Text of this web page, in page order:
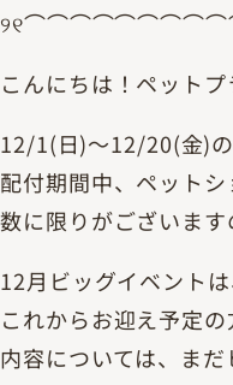
こんにちは！ペット
12/1(日)～12/20(金)
配付期間中、ペット
数に限りがございます
12月ビッグイベント
これからお迎え予定
内容については、ま